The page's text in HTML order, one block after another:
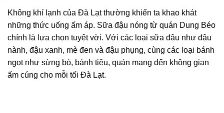
Không khí lạnh của Đà Lạt thường khiến ta khao khát
những thức uống ấm áp. Sữa đậu nóng từ quán Dung Béo
chính là lựa chọn tuyệt vời. Với các loại sữa đậu như đậu
nành, đậu xanh, mè đen và đậu phụng, cùng các loại bánh
ngọt như sừng bò, bánh tiêu, quán mang đến không gian
ấm cúng cho mỗi tối Đà Lạt.